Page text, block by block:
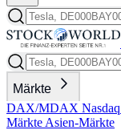
Märkte
DAX/MDAX Nasdaq
Märkte Asien-Märkte